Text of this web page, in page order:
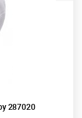
287020